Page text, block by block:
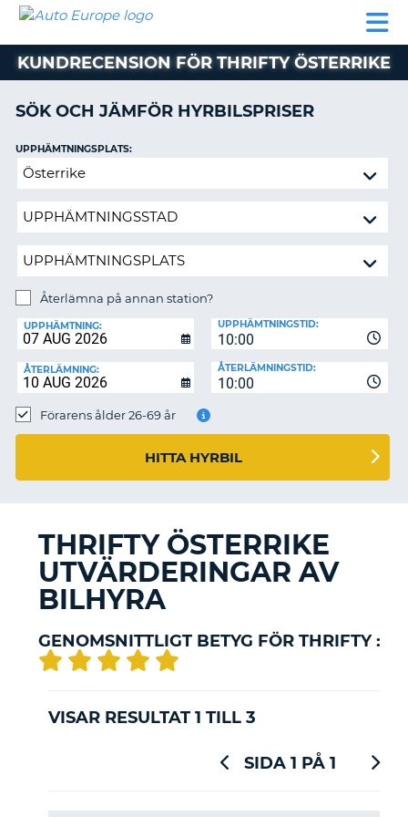
HYRBIL
HYRA
PARTNER
AUTO
EUROPE
HYRBIL
HYRA
HUSBIL
MIN
MEDLEMSINFORMATION
ADMINISTRERA
BOKNING
SVERIGE
KUNDRECENSION FÖR THRIFTY ÖSTERRIKE
SÖK OCH JÄMFÖR HYRBILSPRISER
Återlämna
annan
UPPHÄMTNINGSPLATS:
Återlämna på annan station?
UPPHÄMTNING:
10:00
UPPHÄMTNINGSTID:
ÅTERLÄMNING:
10:00
ÅTERLÄMNINGSTID:
Förarens ålder 26-69 år
HITTA HYRBIL
THRIFTY ÖSTERRIKE
UTVÄRDERINGAR AV
BILHYRA
GENOMSNITTLIGT BETYG FÖR THRIFTY :
VISAR RESULTAT 1 TILL 3
SIDA 1 PÅ 1